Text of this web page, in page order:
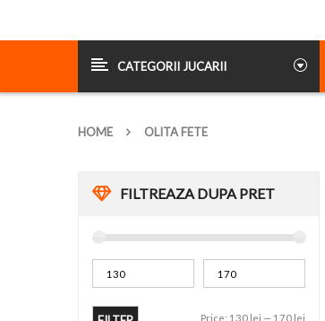
CATEGORII JUCARII
HOME OLITA FETE
FILTREAZA DUPA PRET
Price: 130 lei — 170 lei